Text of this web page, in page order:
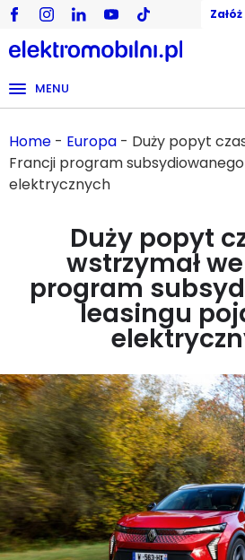
MENU
Home - Europa - Duży popyt
Francji program
elektrycznych
Duży popyt
wstrzymał
program
leasingu